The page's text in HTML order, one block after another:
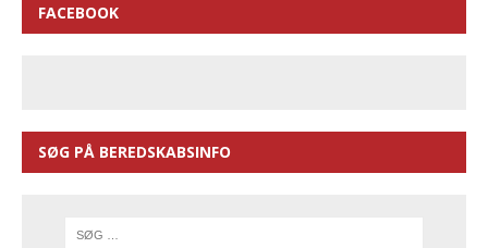
FACEBOOK
SØG PÅ BEREDSKABSINFO